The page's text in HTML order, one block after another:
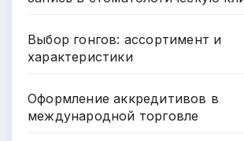
Выбор гонгов: ассортимент и
характеристики
Оформление аккредитивов в
международной торговле